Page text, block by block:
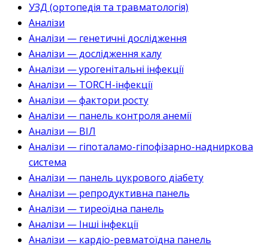
УЗД (ортопедія та травматологія)
Аналізи
Аналізи — генетичні дослідження
Аналізи — дослідження калу
Аналізи — урогенітальні інфекції
Аналізи — TORCH-інфекції
Аналізи — фактори росту
Аналізи — панель контроля анемії
Аналізи — ВІЛ
Аналізи — гіпоталамо-гіпофізарно-надниркова
система
Аналізи — панель цукрового діабету
Аналізи — репродуктивна панель
Аналізи — тиреоїдна панель
Аналізи — Інші інфекції
Аналізи — кардіо-ревматоїдна панель